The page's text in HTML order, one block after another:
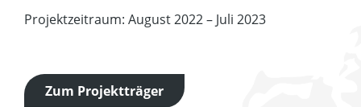
Projektzeitraum: August 2022 – Juli 2023
Zum Projektträger